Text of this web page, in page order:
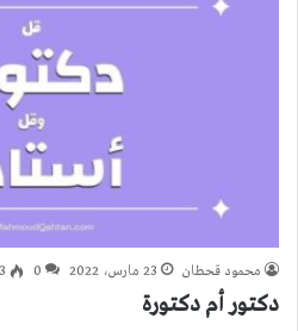
محمود قحطان 23 مارس، 2022 0
دكتور أم دكتورة